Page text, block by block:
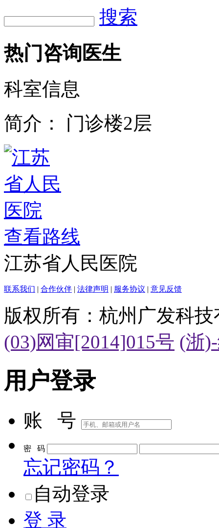
搜索
热门咨询医生
科室信息
简介：
门诊楼2层
查看路线
江苏省人民医院
联系我们 | 合作伙伴 | 法律声明 | 服务协议 | 意见反馈
版权所有：杭州广发科
(03)网审[2014]015号 (浙
用户登录
账 号
密 码
忘记密码？
自动登录
登 录